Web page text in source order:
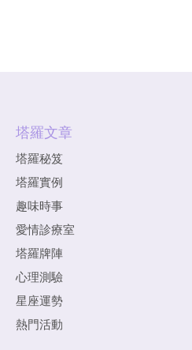
塔羅文章
塔羅秘笈
塔羅實例
趣味時事
愛情診療室
塔羅牌陣
心理測驗
星座運勢
熱門活動